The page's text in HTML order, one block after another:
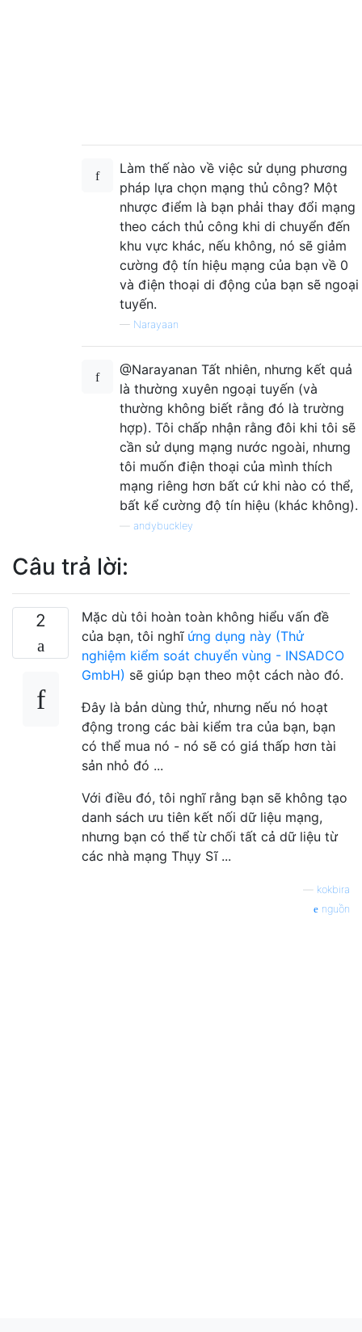
Làm thế nào về việc sử dụng phương
pháp lựa chọn mạng thủ công? Một
nhược điểm là bạn phải thay đổi mạng
theo cách thủ công khi di chuyển đến
khu vực khác, nếu không, nó sẽ giảm
cường độ tín hiệu mạng của bạn về 0
và điện thoại di động của bạn sẽ ngoại
tuyến.
— Narayaan
@Narayanan Tất nhiên, nhưng kết quả
là thường xuyên ngoại tuyến (và
thường không biết rằng đó là trường
hợp). Tôi chấp nhận rằng đôi khi tôi sẽ
cần sử dụng mạng nước ngoài, nhưng
tôi muốn điện thoại của mình thích
mạng riêng hơn bất cứ khi nào có thể,
bất kể cường độ tín hiệu (khác không).
andybuckley
Câu trả lời:
2
Mặc dù tôi hoàn toàn không hiểu vấn đề
của bạn, tôi nghĩ ứng dụng này (Thử
nghiệm kiểm soát chuyển vùng - INSADCO
GmbH) sẽ giúp bạn theo một cách nào đó.
Đây là bản dùng thử, nhưng nếu nó hoạt
động trong các bài kiểm tra của bạn, bạn
có thể mua nó - nó sẽ có giá thấp hơn tài
sản nhỏ đó ...
Với điều đó, tôi nghĩ rằng bạn sẽ không tạo
danh sách ưu tiên kết nối dữ liệu mạng,
nhưng bạn có thể từ chối tất cả dữ liệu từ
các nhà mạng Thụy Sĩ ...
kokbira
nguồn